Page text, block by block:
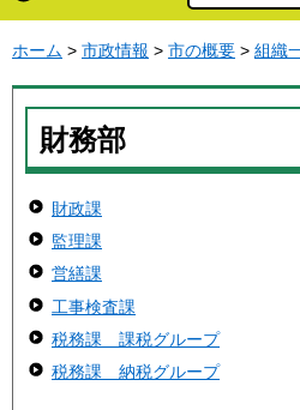
ホーム > 市政情報 > 市の概要 > 組織
財務部
財政課
監理課
営繕課
工事検査課
税務課 課税グループ
税務課 納税グループ